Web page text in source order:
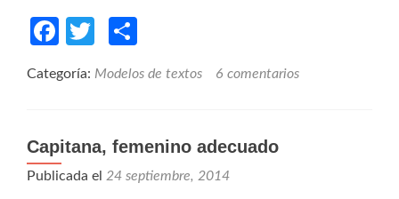
Facebook
Twitter
Categoría: Modelos de textos 6 comentarios
Capitana, femenino adecuado
Publicada el 24 septiembre, 2014